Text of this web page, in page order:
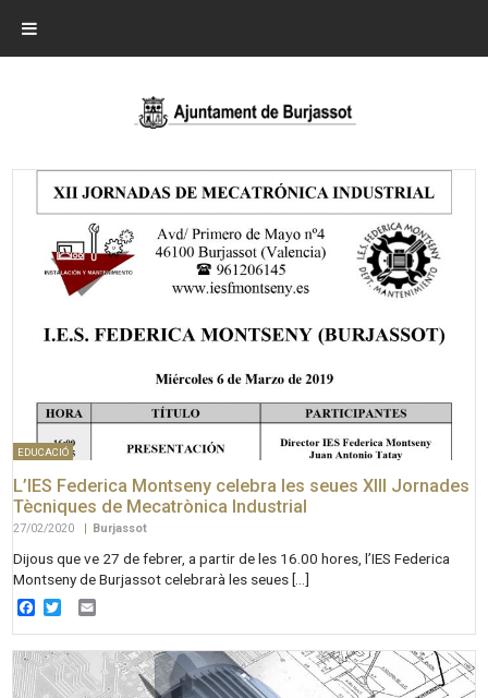
EDUCACIÓ
L’IES Federica Montseny celebra les seues XIII Jornades
Tècniques de Mecatrònica Industrial
27/02/2020 Burjassot
Dijous que ve 27 de febrer, a partir de les 16.00 hores, l’IES Federica
Montseny de Burjassot celebrarà les seues […]
Facebook
Twitter